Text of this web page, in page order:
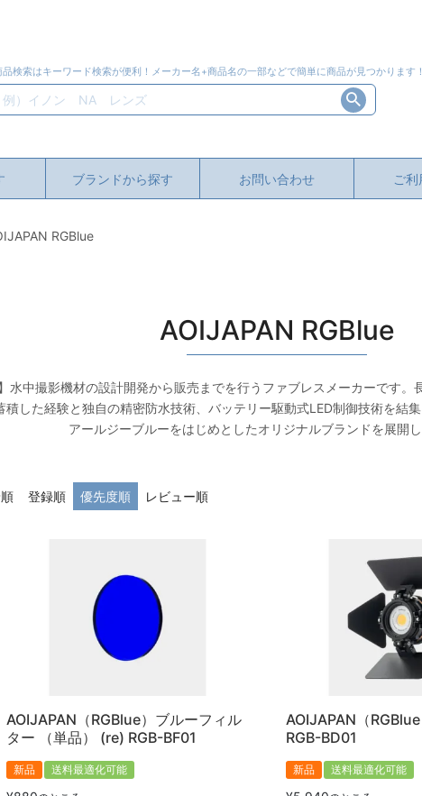
品検索はキーワード検索が便利！メーカー名+商品名の一部などで簡単に商品が見つかります！
ブランドから探す お問い合わせ ご利
RGBlue
AOIJAPAN RGBlue
水中撮影機材の設計開発から販売までを行うファブレスメーカーです
積した経験と独自の精密防水技術、バッテリー駆動式LED制御技術を結
アールジーブルーをはじめとしたオリジナルブランドを展開し
登録順 優先度順 レビュー順
AOIJAPAN（RGBlue）ブルーフィル
ター （単品） (re) RGB-BF01
新品 送料最適化可能
AOIJAPAN（
RGB-BD01
新品 送料最適化可能